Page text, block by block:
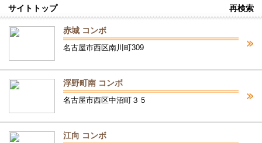
サイトトップ 再検索
赤城 コンボ
名古屋市西区南川町309
浮野町南 コンボ
名古屋市西区中沼町３５
江向 コンボ